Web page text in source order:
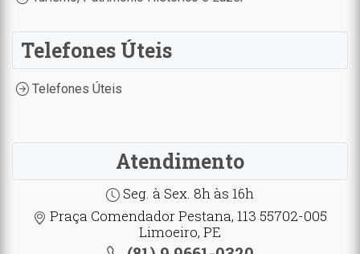
Telefones Úteis
Telefones Úteis
Atendimento
Seg. à Sex. 8h às 16h
Praça Comendador Pestana, 113 55702-005
Limoeiro, PE